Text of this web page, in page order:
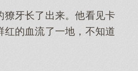
獠牙长了出来。他看见卡
的血流了一地，不知道